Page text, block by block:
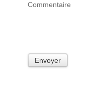
Commentaire
Envoyer